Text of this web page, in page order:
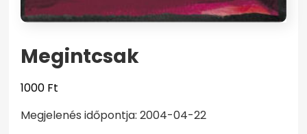
Megintcsak
1000 Ft
Megjelenés időpontja: 2004-04-22